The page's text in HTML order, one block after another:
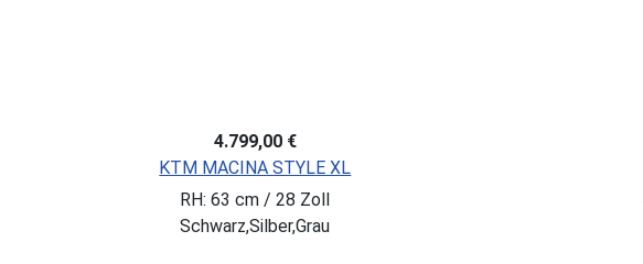
4.799,00 €
KTM MACINA STYLE XL
RH: 63 cm / 28 Zoll
Schwarz,Silber,Grau